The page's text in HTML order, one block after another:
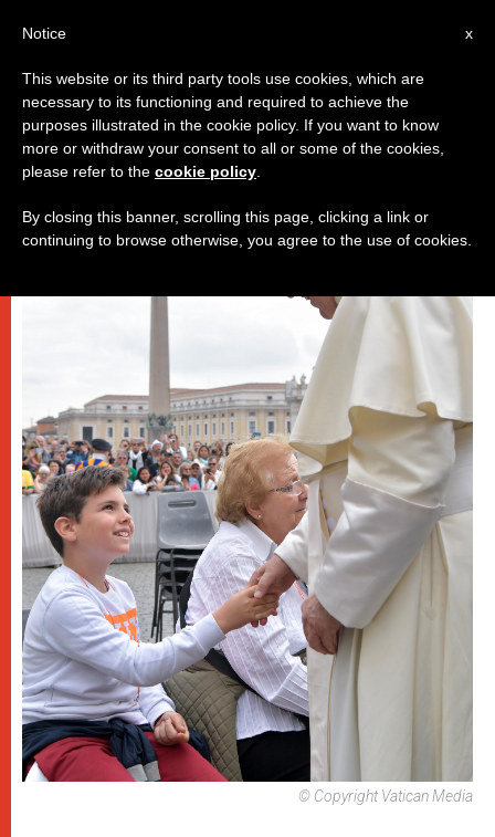
PAPI,SPIRITUALITÀ E PREGHIERA ,UDIENZA GENERALE
© Copyright Vatican Media
x
Notice
This website or its third party tools use cookies, which are
necessary to its functioning and required to achieve the
purposes illustrated in the cookie policy. If you want to know
more or withdraw your consent to all or some of the cookies,
please refer to the cookie policy
By closing this banner, scrolling this page, clicking a link or
continuing to browse otherwise, you agree to the use of cookies.